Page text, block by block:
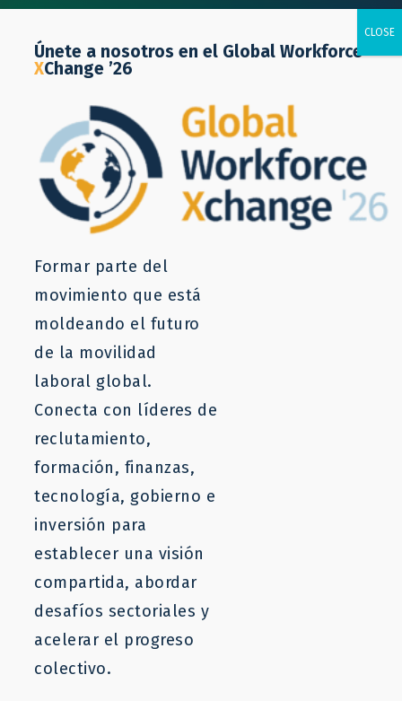
BLOG PROYECTO
Enlace del proyecto: Medios de
vida transfronterizos para los
trabajadores kenianos en Japón
Copiar
octubre 15, 2025
La
Conferencia Internacional de Tokio
sobre el Desarrollo de África
presentó el mes pasado una nueva
narrativa: el futuro de África está
Únete a nosotros en el Global Workforce
XChange ’26
Formar parte del
movimiento que está
moldeando el futuro
de la movilidad
laboral global.
Conecta con líderes de
reclutamiento,
formación, finanzas,
tecnología, gobierno e
inversión para
establecer una visión
compartida, abordar
desafíos sectoriales y
acelerar el progreso
colectivo.